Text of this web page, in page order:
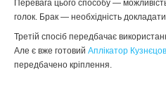
Перевага цього способу —
голок. Брак — необхідність
Третій спосіб передбачає
Але є вже готовий Аплікатор
передбачено кріплення.